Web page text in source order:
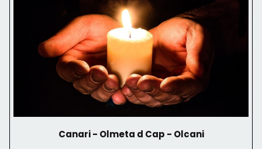
Canari - Olmeta d Cap - Olcani